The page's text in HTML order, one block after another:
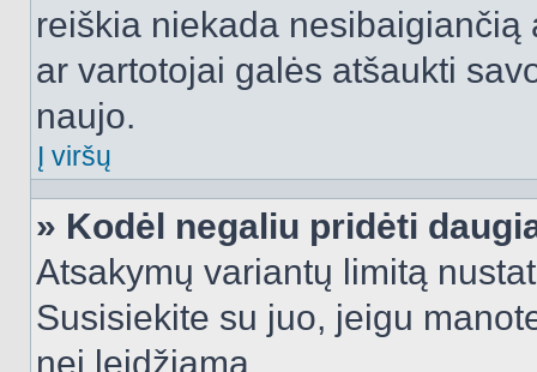
reiškia niekada
ar vartotojai galės atšaukti
naujo.
Į viršų
» Kodėl negaliu pridėti
Atsakymų variantų limitą
Susisiekite su juo, jeigu
nei leidžiama.